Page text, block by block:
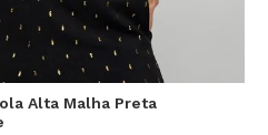
P M G
Alta Malha Preta